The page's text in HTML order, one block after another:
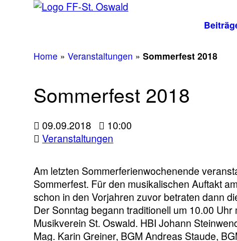
Home »Veranstaltungen »Sommerfest 2018
Sommerfest 2018
09.09.2018
10:00
Veranstaltungen
Am letzten Sommerferienwochenende
Sommerfest. Für den musikalischen Auftakt
schon in den Vorjahren zuvor betraten dann
Der Sonntag begann traditionell um 10.00
Musikverein St. Oswald. HBI Johann
Mag. Karin Greiner, BGM Andreas Staude,